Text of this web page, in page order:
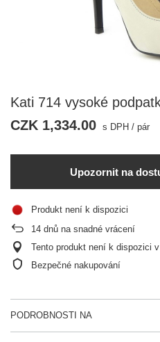
Kati 714 vysoké
CZK 1,334.00 s DPH / pár
Upozornit na
Produkt není k dispozici
14 dnů na snadné vrácení
Tento produkt není k dispozici
Bezpečné nakupování
PODROBNOSTI NA